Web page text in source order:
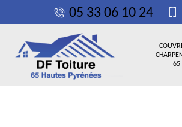
05 33 06 10 24
65